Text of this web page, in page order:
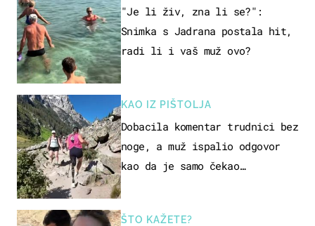
"Je li živ, zna li se?":
Snimka s Jadrana postala hit,
radi li i vaš muž ovo?
KAO IZ PIŠTOLJA
Dobacila komentar trudnici bez
noge, a muž ispalio odgovor
kao da je samo čekao…
ŠTO KAŽETE?